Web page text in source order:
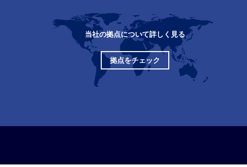
当社の拠点について詳しく見る
拠点をチェック